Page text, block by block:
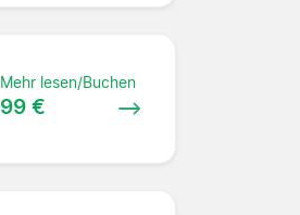
Mehr lesen/Buchen
99 €